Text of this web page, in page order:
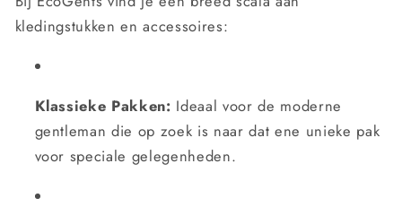
kledingstukken en accessoires:
Klassieke Pakken: Ideaal voor de moderne
gentleman die op zoek is naar dat ene unieke pak
voor speciale gelegenheden.